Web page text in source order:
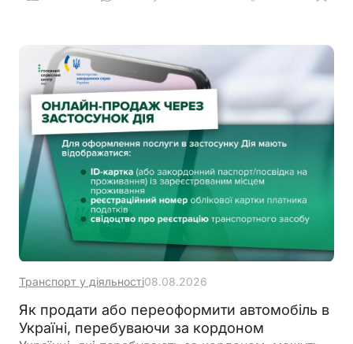
Транспорт у діяльності08.08.2026
Як продати або переоформити автомобіль в
Україні, перебуваючи за кордоном